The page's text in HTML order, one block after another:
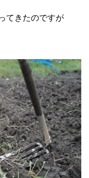
てきたのですが